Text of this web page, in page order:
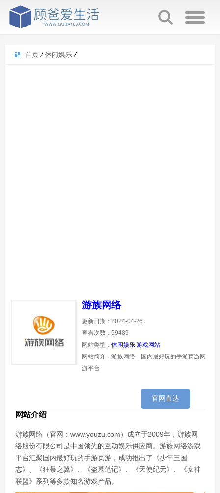
首页 / 休闲娱乐 /
游族网络
更新日期：2024-04-26
查看次数：59489
网站类型：休闲娱乐 游戏网站
网站简介：游族网络，国内最好玩的手游页游网
游平台
官网直达
网站介绍
游族网络（官网：www.youzu.com）成立于2009年，游族网
络股份有限公司是中国领先的互动娱乐供应商。游族网络游戏
平台汇聚国内最好玩的手游页游，成功推出了《少年三国
志》、《狂暴之翼》、《盗墓笔记》、《天使纪元》、《女神
联盟》系列等多款知名游戏产品。